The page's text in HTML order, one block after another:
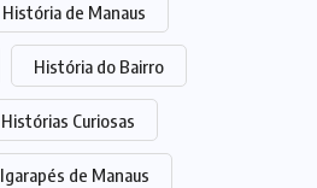
História de Manaus
História do Bairro
Histórias Curiosas
Igarapés de Manaus